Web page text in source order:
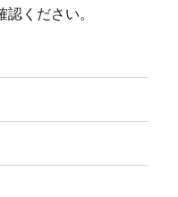
ください。